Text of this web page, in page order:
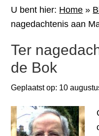
U bent hier: Home »
nagedachtenis aan
Ter
de Bok
Geplaatst op: 10